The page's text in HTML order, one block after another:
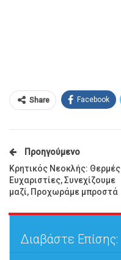
Share Facebook
Προηγούμενο
Κρητικός Νεοκλής: Θερμές
Ευχαριστίες, Συνεχίζουμε
μαζί, Προχωράμε μπροστά
Διαβάστε Επίσης: